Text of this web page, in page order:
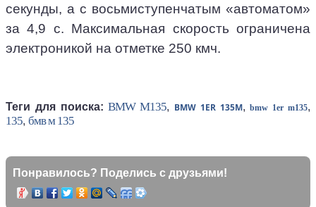
секунды, а с восьмиступенчатым «автоматом»
за 4,9 с. Максимальная скорость ограничена
электроникой на отметке 250 кмч.
Теги для поиска: BMW M135, BMW 1ER 135M,bmw 1er m135,
135, бмв м 135
Понравилось? Поделись с друзьями!